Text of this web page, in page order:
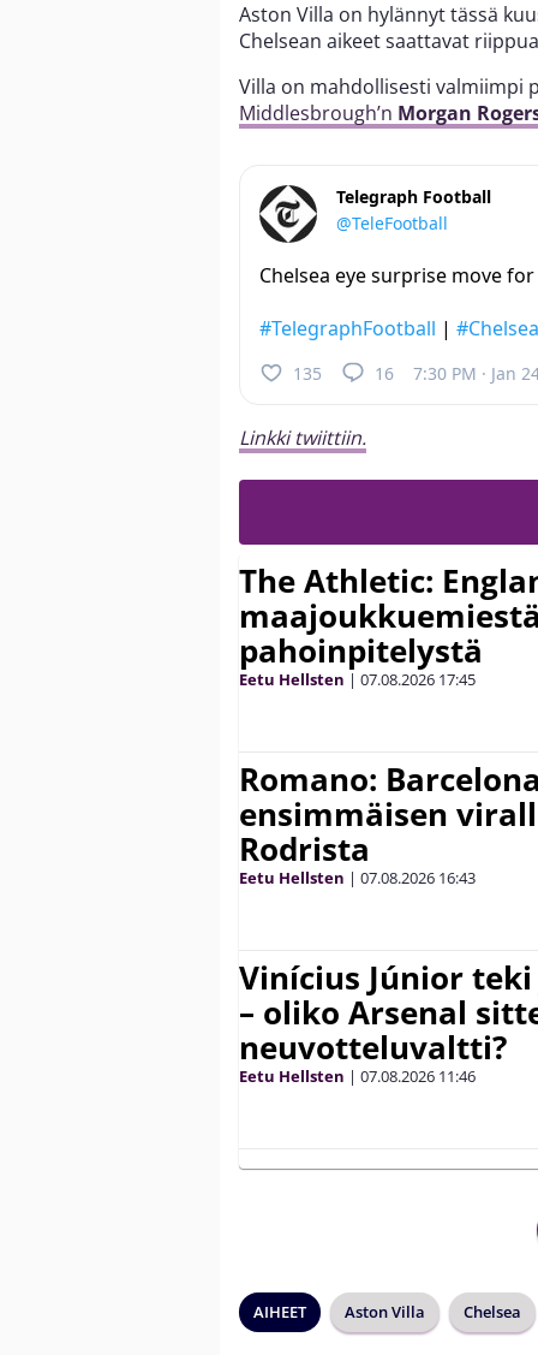
Aston Villa on hylännyt tässä
Chelsean aikeet saattavat
Villa on mahdollisesti valmiimpi
Middlesbrough’n Morgan
Telegraph Football
@TeleFootball
Chelsea eye surprise move
#TelegraphFootball |
135 16 7:30 PM · Jan
Linkki twiittiin.
The Athletic:
pahoinpitelystä
Eetu Hellsten | 07.08.2026 17:45
Romano:
ensimmäisen
Rodrista
Eetu Hellsten | 07.08.2026 16:43
Vinícius Júnior
– oliko Arsenal
neuvotteluvaltti?
Eetu Hellsten | 07.08.2026 11:46
AIHEET Aston Villa Chelsea